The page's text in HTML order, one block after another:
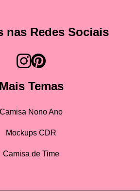
nas Redes Sociais
Mais Temas
Camisa Nono Ano
Mockups CDR
Camisa de Time